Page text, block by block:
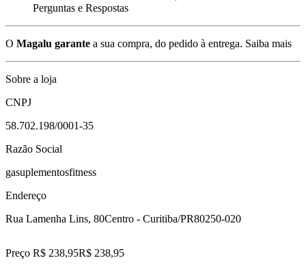
Perguntas e Respostas
O Magalu garante a sua compra, do pedido à entrega. Saiba mais
Sobre a loja
CNPJ
58.702.198/0001-35
Razão Social
gasuplementosfitness
Endereço
Rua Lamenha Lins, 80Centro - Curitiba/PR80250-020
Preço R$ 238,95R$ 238,95